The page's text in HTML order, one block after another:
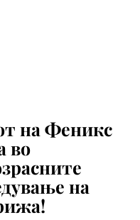
на Феникс
во
на